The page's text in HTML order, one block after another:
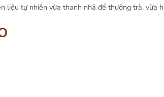
tự nhiên vừa thanh nhã để thưởng trà, vừa